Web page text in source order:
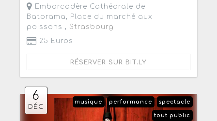
Embarcadère Cathédrale de
Batorama, Place du marché aux
poissons , Strasbourg
25 Euros
RÉSERVER SUR BIT.LY
6
DÉC
spectacle
performance
musique
tout public